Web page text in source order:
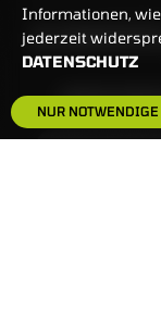
HÄUFIG
Informationen,
jederzeit
DATENSCHUTZ
NUR